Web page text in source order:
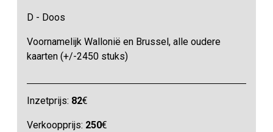
D - Doos
Voornamelijk Wallonië en Brussel, alle oudere
kaarten (+/-2450 stuks)
Inzetprijs: 82€
Verkoopprijs: 250€